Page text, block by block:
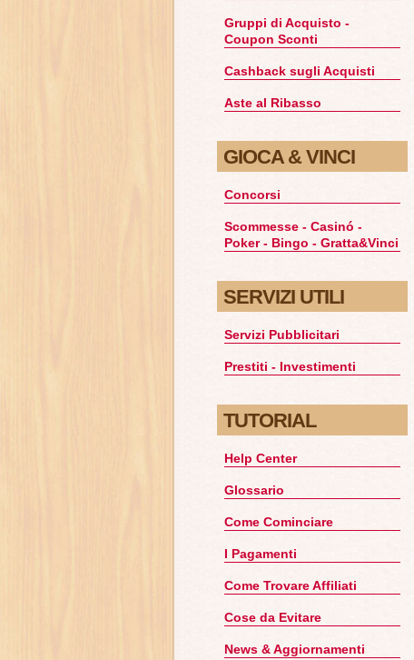
Gruppi di Acquisto -
Coupon Sconti
Cashback sugli Acquisti
Aste al Ribasso
GIOCA & VINCI
Concorsi
Scommesse - Casinó -
Poker - Bingo - Gratta&Vinci
SERVIZI UTILI
Servizi Pubblicitari
Prestiti - Investimenti
TUTORIAL
Help Center
Glossario
Come Cominciare
I Pagamenti
Come Trovare Affiliati
Cose da Evitare
News & Aggiornamenti